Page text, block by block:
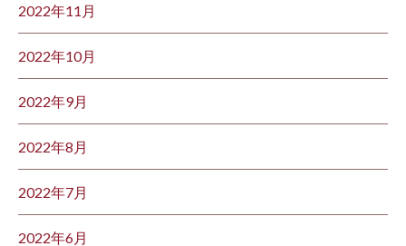
2022年11月
2022年10月
2022年9月
2022年8月
2022年7月
2022年6月